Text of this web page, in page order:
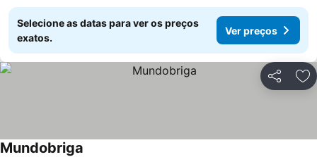
Selecione as datas para ver os preços
exatos.
Ver preços
Partilhar
Mundobriga